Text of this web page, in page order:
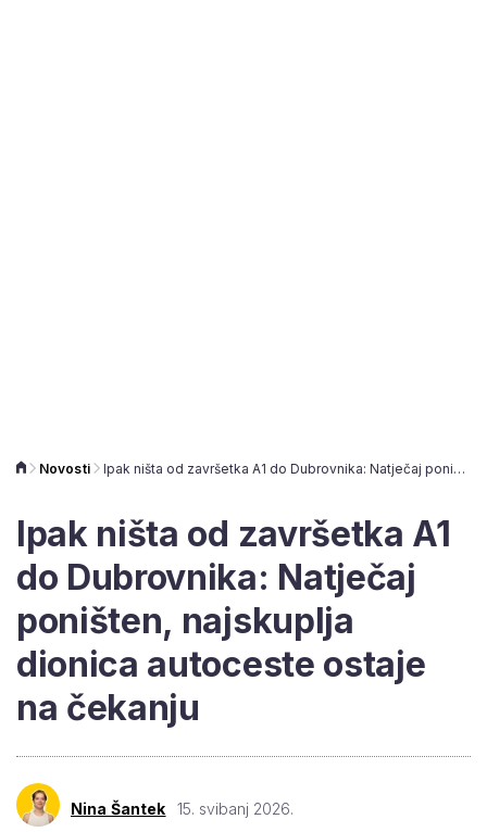
Novosti Ipak ništa od završetka A1 do Dubrovnika: Natječaj poništen, najskuplja dionica autoceste ostaje na čekanju
Ipak ništa od završetka A1
do Dubrovnika: Natječaj
poništen, najskuplja
dionica autoceste ostaje
na čekanju
Nina Šantek 15. svibanj 2026.